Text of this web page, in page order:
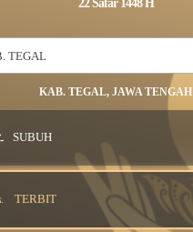
22 Safar 1448 H
TEGAL
KAB. TEGAL, JAWA TENGAH
SUBUH
TERBIT